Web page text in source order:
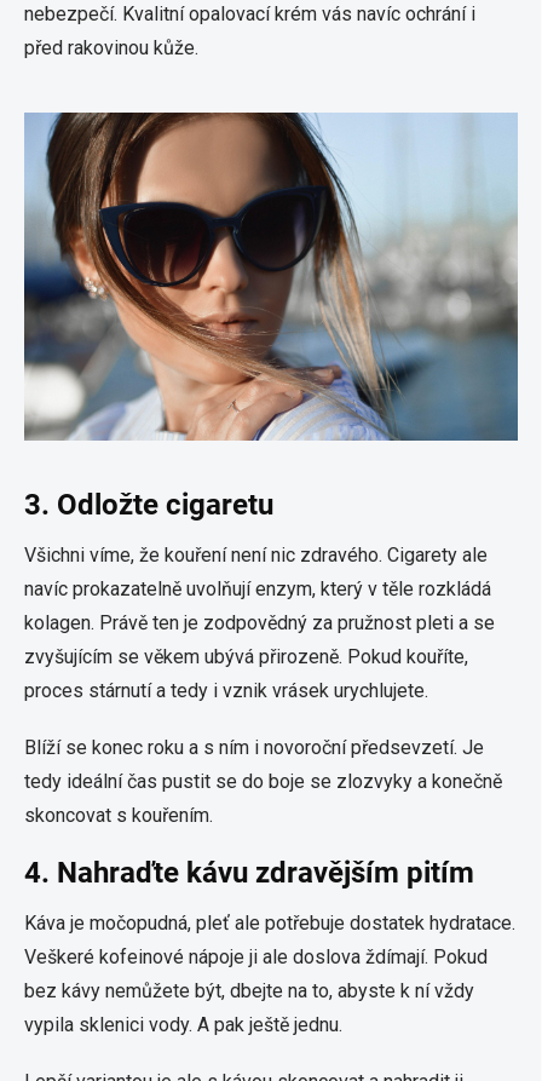
nebezpečí. Kvalitní opalovací krém vás navíc ochrání i
před rakovinou kůže.
3. Odložte cigaretu
Všichni víme, že kouření není nic zdravého. Cigarety ale
navíc prokazatelně uvolňují enzym, který v těle rozkládá
kolagen. Právě ten je zodpovědný za pružnost pleti a se
zvyšujícím se věkem ubývá přirozeně. Pokud kouříte,
proces stárnutí a tedy i vznik vrásek urychlujete.
Blíží se konec roku a s ním i novoroční předsevzetí. Je
tedy ideální čas pustit se do boje se zlozvyky a konečně
skoncovat s kouřením.
4. Nahraďte kávu zdravějším pitím
Káva je močopudná, pleť ale potřebuje dostatek hydratace.
Veškeré kofeinové nápoje ji ale doslova ždímají. Pokud
bez kávy nemůžete být, dbejte na to, abyste k ní vždy
vypila sklenici vody. A pak ještě jednu.